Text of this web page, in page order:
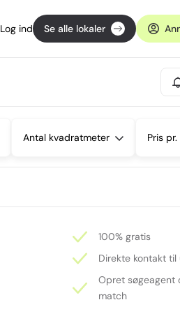
Log ind Se alle lokaler
Antal kvadratmeter Pris
100% gratis
Direkte kontakt
Opret søgeagent
match